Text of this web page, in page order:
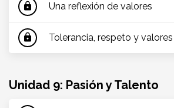
lock Una reflexión de valores
lock Tolerancia, respeto y valores
Unidad 9: Pasión y Talento